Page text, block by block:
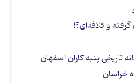
و کلافه‌ای؟!
تاریخی پنبه کاران اصفهان
خراسان